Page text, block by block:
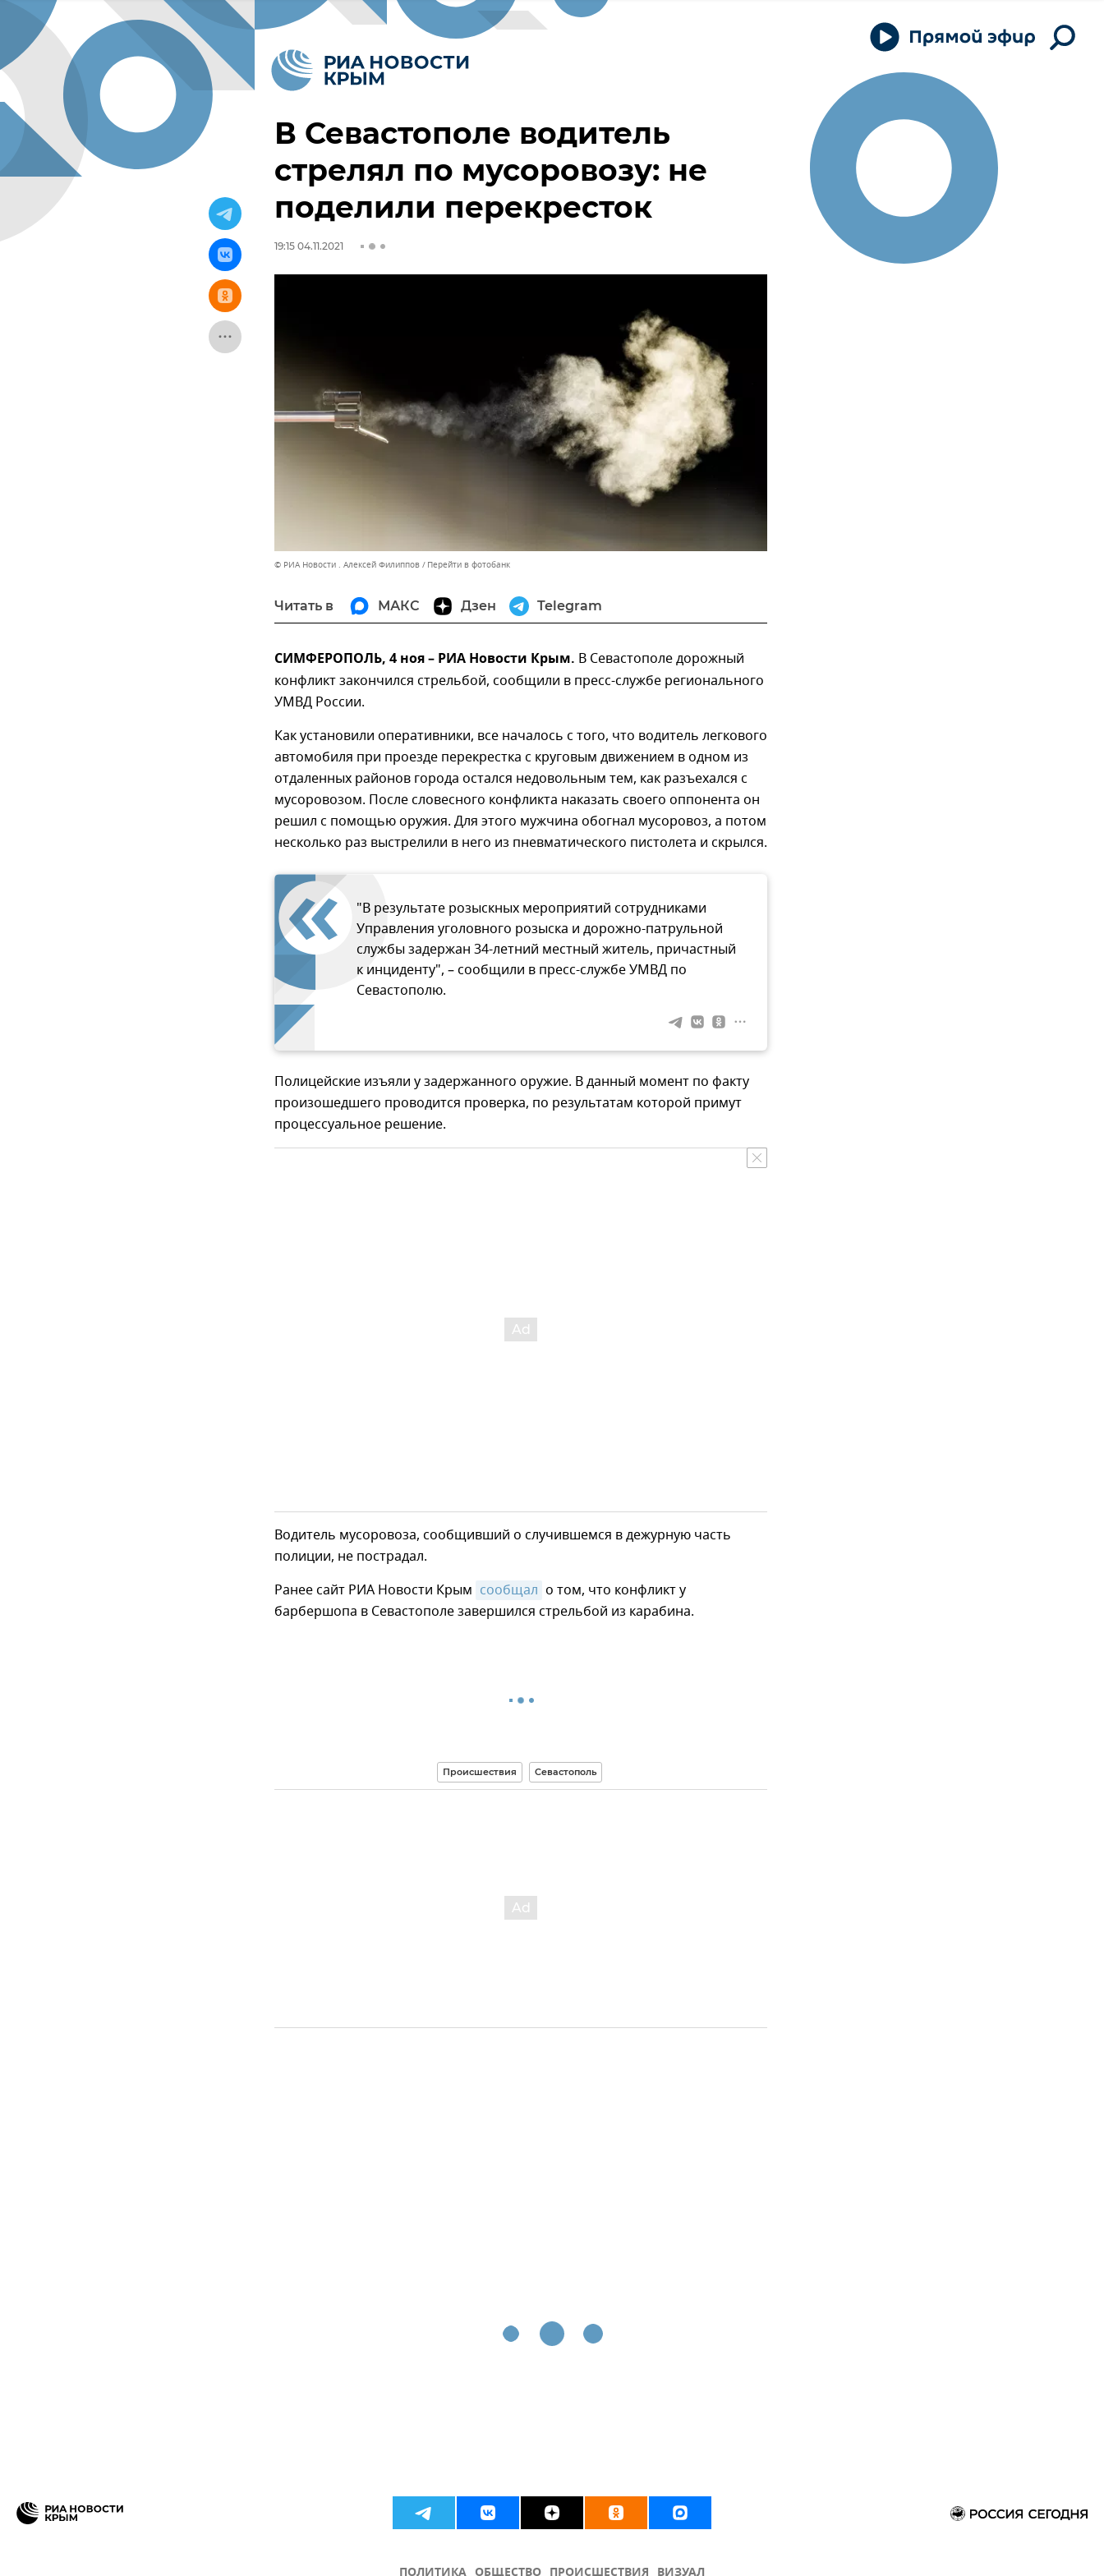
В Севастополе водитель
стрелял по мусоровозу: не
поделили перекресток
19:15 04.11.2021
© РИА Новости . Алексей Филиппов Перейти в фотобанк
Читать в МАКС Дзен Telegram
СИМФЕРОПОЛЬ, 4 ноя – РИА Новости Крым. В Севастополе дорожный
конфликт закончился стрельбой, сообщили в пресс-службе регионального
УМВД России.
Как установили оперативники, все началось с того, что водитель легкового
автомобиля при проезде перекрестка с круговым движением в одном из
отдаленных районов города остался недовольным тем, как разъехался с
мусоровозом. После словесного конфликта наказать своего оппонента он
решил с помощью оружия. Для этого мужчина обогнал мусоровоз, а потом
несколько раз выстрелили в него из пневматического пистолета и скрылся.
"В результате розыскных мероприятий сотрудниками
Управления уголовного розыска и дорожно-патрульной
службы задержан 34-летний местный житель, причастный
к инциденту", – сообщили в пресс-службе УМВД по
Севастополю.
Полицейские изъяли у задержанного оружие. В данный момент по факту
произошедшего проводится проверка, по результатам которой примут
процессуальное решение.
Водитель мусоровоза, сообщивший о случившемся в дежурную часть
полиции, не пострадал.
Ранее сайт РИА Новости Крым сообщал о том, что конфликт у
барбершопа в Севастополе завершился стрельбой из карабина.
Происшествия Севастополь